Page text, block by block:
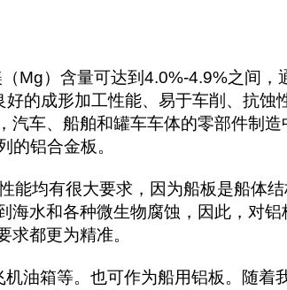
Mg）含量可达到4.0%-4.9%之间，
的成形加工性能、易于车削、抗蚀
汽车、船舶和罐车车体的零部件制造
铝合金板。
均有很大要求，因为船板是船体结
海水和各种微生物腐蚀，因此，对铝
都更为精准。
油箱等。也可作为船用铝板。随着